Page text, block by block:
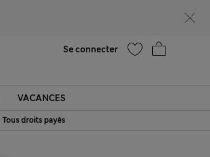
Se connecter
VACANCES
Tous droits payés